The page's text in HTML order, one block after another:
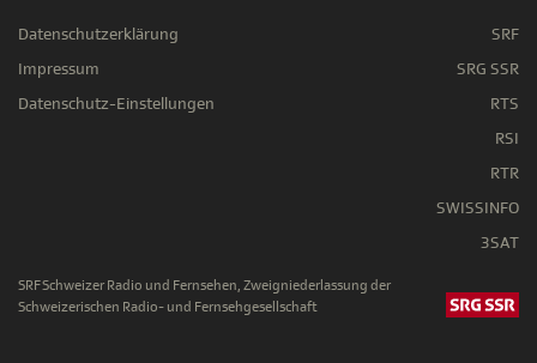
Datenschutzerklärung
Impressum
Datenschutz-Einstellungen
SRF
SRG SSR
RTS
RSI
RTR
SWISSINFO
3SAT
SRF Schweizer Radio und Fernsehen, Zweigniederlassung der
Schweizerischen Radio- und Fernsehgesellschaft